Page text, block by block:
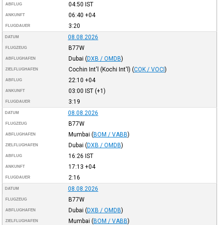
ABFLUG 04:50 IST
ANKUNFT 06:40 +04
FLUGDAUER 3:20
DATUM 08.08.2026
FLUGZEUG B77W
ABFLUGHAFEN Dubai (DXB / OMDB)
ZIELFLUGHAFEN Cochin Int'l (Kochi Int'l) (COK / VOCI)
ABFLUG 22:10 +04
ANKUNFT 03:00 IST(+1)
FLUGDAUER 3:19
DATUM 08.08.2026
FLUGZEUG B77W
ABFLUGHAFEN Mumbai (BOM / VABB)
ZIELFLUGHAFEN Dubai (DXB / OMDB)
ABFLUG 16:26 IST
ANKUNFT 17:13 +04
FLUGDAUER 2:16
DATUM 08.08.2026
FLUGZEUG B77W
ABFLUGHAFEN Dubai (DXB / OMDB)
ZIELFLUGHAFEN Mumbai (BOM / VABB)